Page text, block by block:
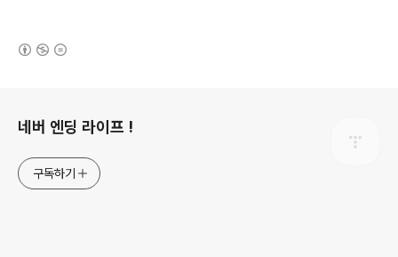
네버 엔딩 라이프 !
구독하기